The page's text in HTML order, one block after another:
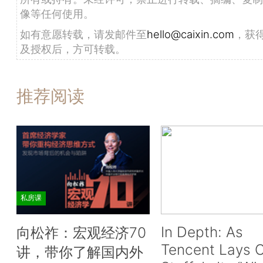
像等任何使用。
如有意愿转载，请发邮件至hello@caixin.com ，获
及授权后，方可转载。
推荐阅读
私房课
向松祚：宏观经济70
讲，带你了解国内外
In Depth: As
Tencent Lays